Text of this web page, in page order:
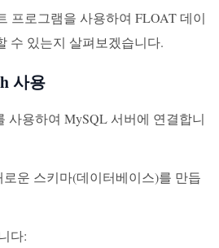
프로그램을 사용하여 FLOAT 데이
수 있는지 살펴보겠습니다.
사용
사용하여 MySQL 서버에 연결합니
로운 스키마(데이터베이스)를 만듭
다: